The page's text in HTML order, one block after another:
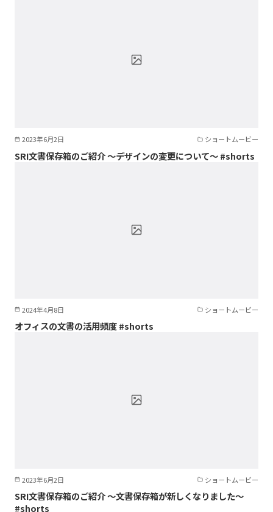
2023年6月2日 ショートムービー
SRI文書保存箱のご紹介 ～デザインの変更について～ #shorts
2024年4月8日 ショートムービー
オフィスの文書の活用頻度 #shorts
2023年6月2日 ショートムービー
SRI文書保存箱のご紹介 ～文書保存箱が新しくなりました～
#shorts